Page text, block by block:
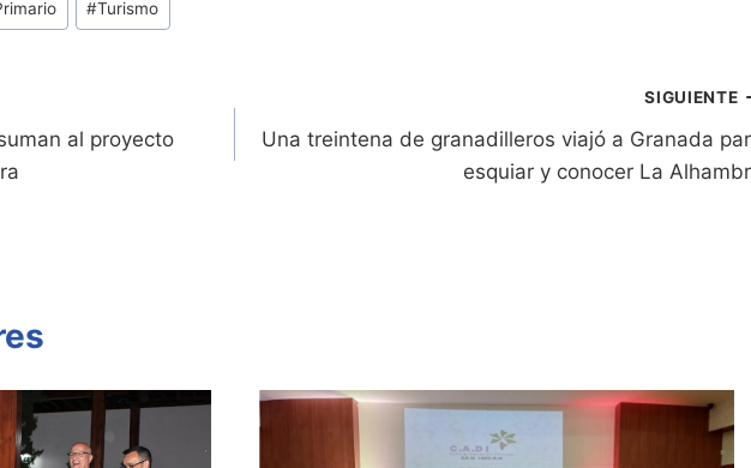
#Turismo
al proyecto
SIGUIENTE
Una treintena de granadilleros viajó a Granada
esquiar y conocer La